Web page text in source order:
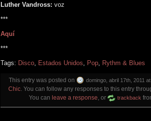
Luther Vandross: voz
***
Aquí
***
Tags: Disco, Estados Unidos, Pop, Rythm & Blues
This entry was posted on domingo, abril 17th, 2011
Chic. You can follow any responses to this entry
You can leave a response, or trackback